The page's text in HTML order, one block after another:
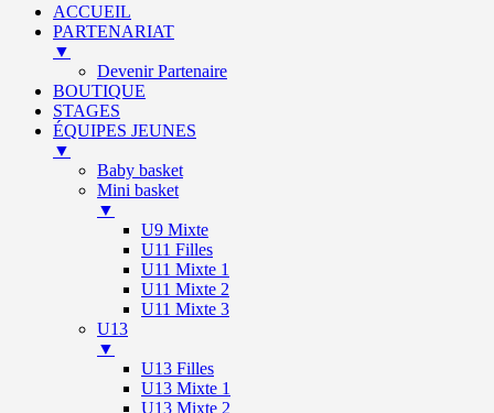
ACCUEIL
PARTENARIAT
▼
Devenir Partenaire
BOUTIQUE
STAGES
ÉQUIPES JEUNES
▼
Baby basket
Mini basket
▼
U9 Mixte
U11 Filles
U11 Mixte 1
U11 Mixte 2
U11 Mixte 3
U13
▼
U13 Filles
U13 Mixte 1
U13 Mixte 2